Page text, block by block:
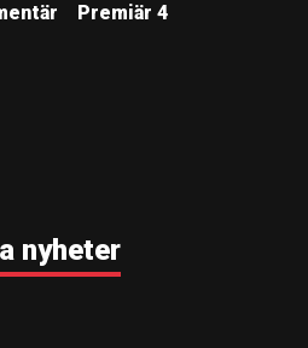
Premiär 4
nyheter